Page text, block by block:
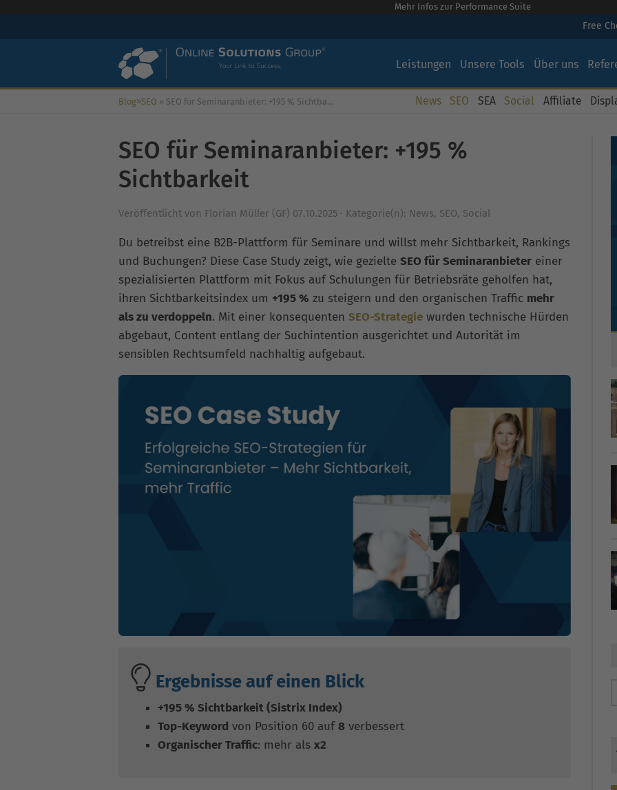
Mehr Infos zur Performance Suite
Free
Leistungen Unsere Tools Über uns
Blog»SEO » SEO für Seminaranbieter: +195 % Sichtbarkeit News SEO SEA Social Affiliate
SEO für Seminaranbieter: +195 %
Sichtbarkeit
Veröffentlicht von Florian Müller (GF) 07.10.2025 · Kategorie(n): News, SEO, Social
Du betreibst eine B2B-Plattform für Seminare und willst mehr Sichtbarkeit, Rankings
und Buchungen? Diese Case Study zeigt, wie gezielte SEO für Seminaranbieter einer
spezialisierten Plattform mit Fokus auf Schulungen für Betriebsräte geholfen hat,
ihren Sichtbarkeitsindex um +195 % zu steigern und den organischen Traffic mehr
als zu verdoppeln. Mit einer konsequenten SEO-Strategie wurden technische Hürden
abgebaut, Content entlang der Suchintention ausgerichtet und Autorität im
sensiblen Rechtsumfeld nachhaltig aufgebaut.
Ergebnisse auf einen Blick
+195 % Sichtbarkeit (Sistrix Index)
Top-Keyword von Position 60 auf8 verbessert
Organischer Traffic: mehr als x2